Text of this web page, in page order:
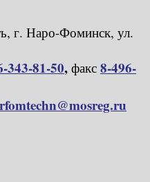
г. Наро-Фоминск, ул.
343-81-50, факс 8-496-